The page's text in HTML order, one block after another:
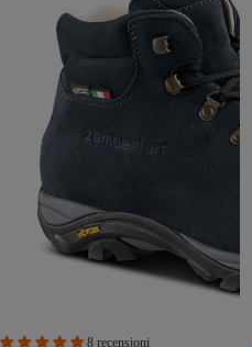
8 recensioni